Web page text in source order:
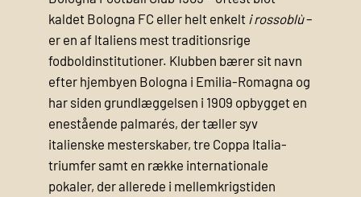
kaldet Bologna FC eller helt enkelt i rossoblù–
er en af Italiens mest traditionsrige
fodboldinstitutioner. Klubben bærer sit navn
efter hjembyen Bologna i Emilia-Romagna og
har siden grundlæggelsen i 1909 opbygget en
enestående palmarés, der tæller syv
italienske mesterskaber, tre Coppa Italia-
triumfer samt en række internationale
pokaler, der allerede i mellemkrigstiden